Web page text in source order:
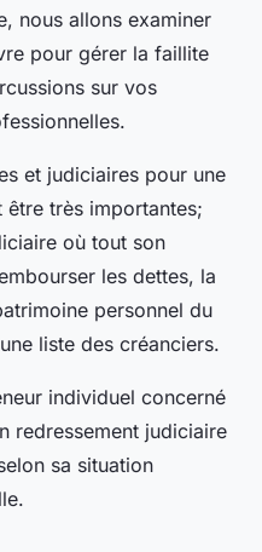
nous allons examiner
pour gérer la faillite
sur vos
et judiciaires pour une
très importantes;
où tout son
les dettes, la
personnel du
liste des créanciers.
individuel concerné
redressement judiciaire
sa situation